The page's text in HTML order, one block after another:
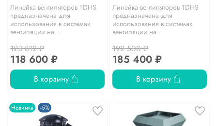
Линейка вентиляторов TDHS
предназначена для
использования в системах
вентиляции на...
123 812 ₽
118 600 ₽
В корзину
Линейка вентиляторов TDHS
предназначена для
использования в системах
вентиляции на...
192 500 ₽
185 400 ₽
В корзину
Новинка -5%